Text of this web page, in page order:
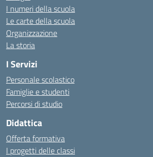
I numeri della scuola
Le carte della scuola
Organizzazione
La storia
I Servizi
Personale scolastico
Famiglie e studenti
Percorsi di studio
Didattica
Offerta formativa
I progetti delle classi